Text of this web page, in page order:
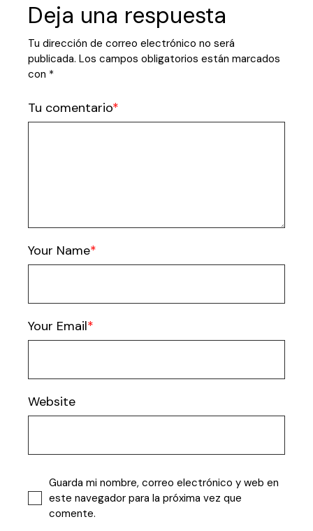
Deja una respuesta
Tu dirección de correo electrónico no será
publicada. Los campos obligatorios están marcados
con *
Tu comentario
Your Name
Your Email
Website
Guarda mi nombre, correo electrónico y web en
este navegador para la próxima vez que
comente.